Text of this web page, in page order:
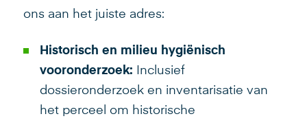
ons aan het juiste adres:
Historisch en milieu hygiënisch
vooronderzoek: Inclusief
dossieronderzoek en inventarisatie van
het perceel om historische